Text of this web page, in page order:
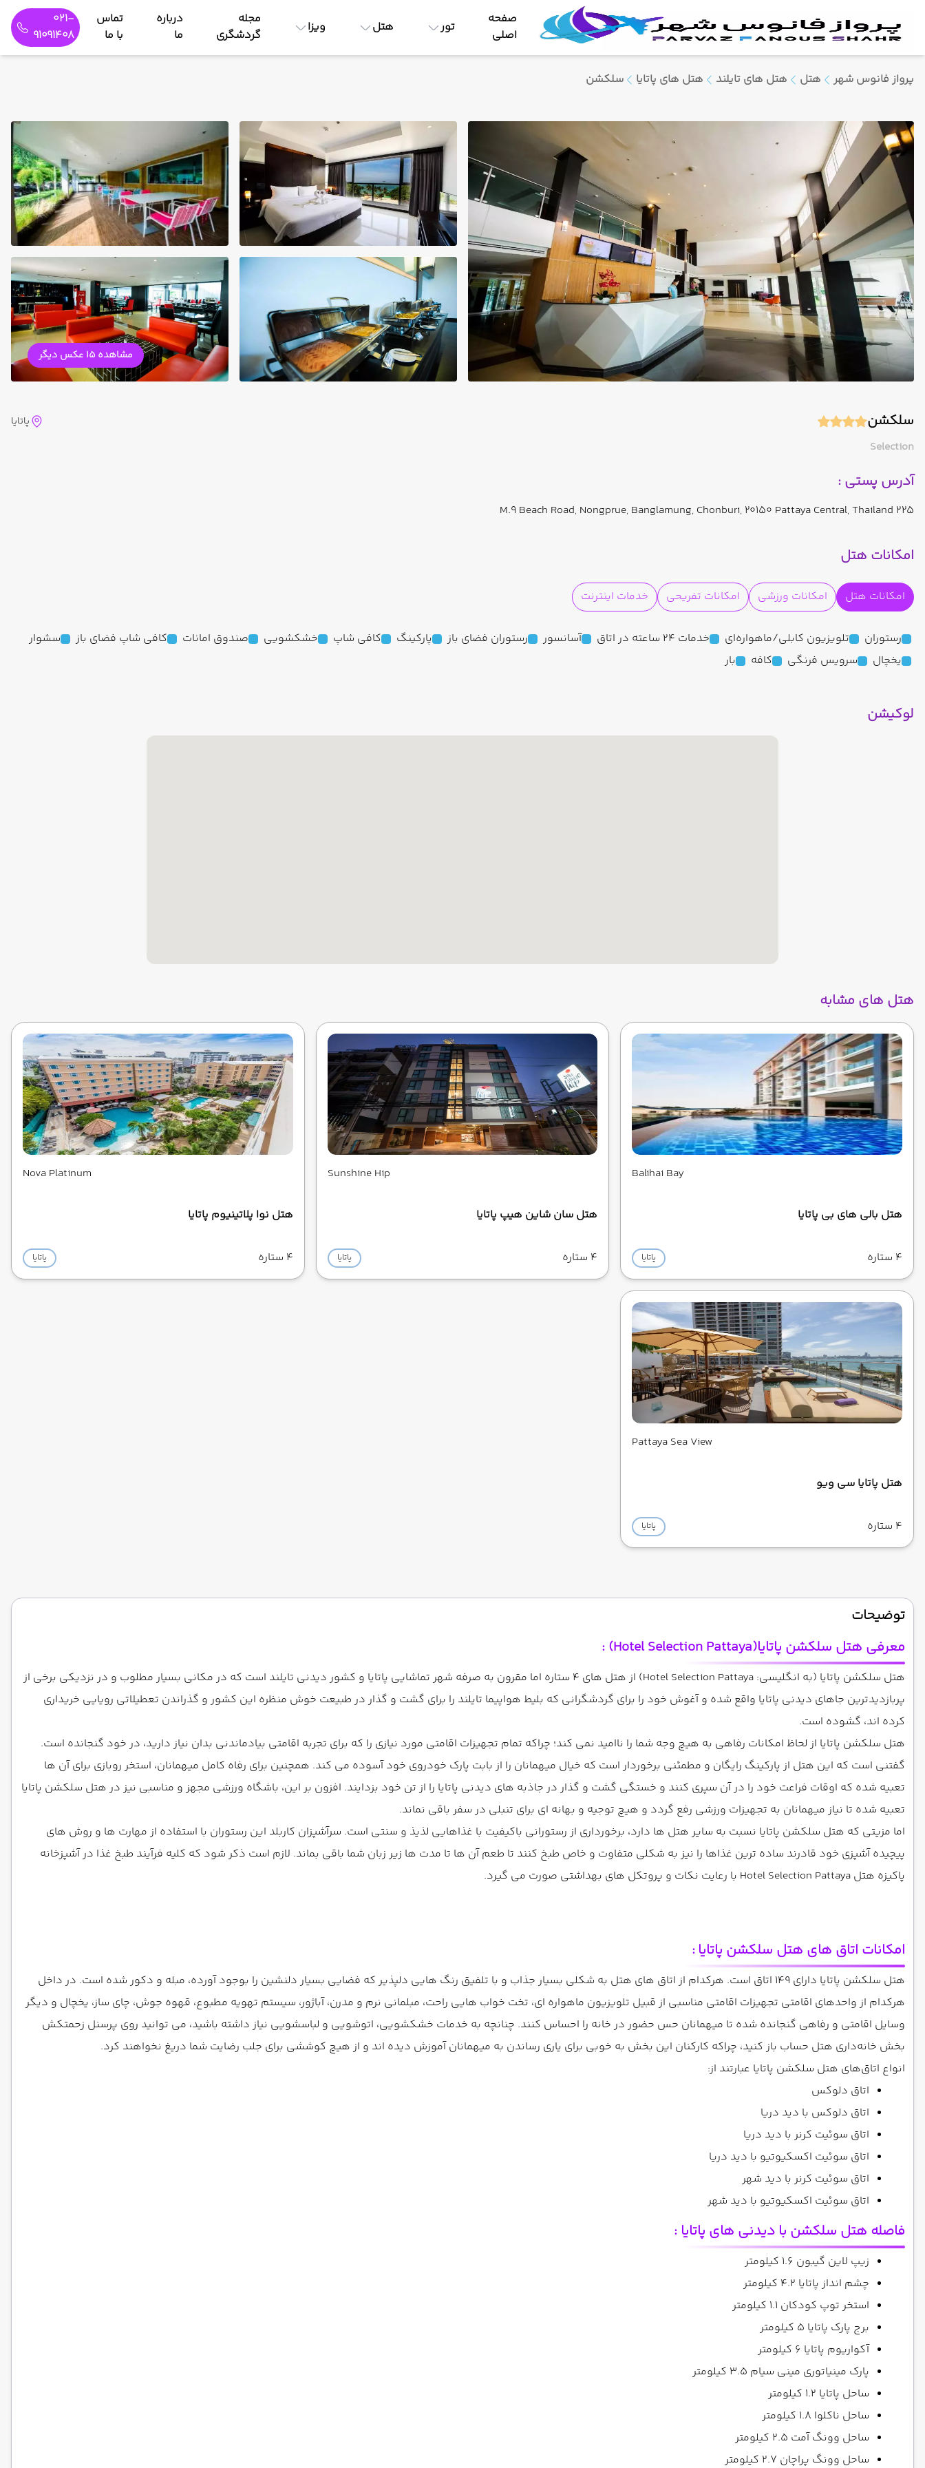
صفحه
اصلی
تور هتل ویزا
مجله
گردشگری
درباره
ما
تماس
با ما
021-
91091408
پرواز فانوس شهر هتل هتل های تایلند هتل های پاتایا سلکشن
مشاهده 15 عکس دیگر
سلکشن
Selection
پاتایا
آدرس پستی :
225 M.9 Beach Road, Nongprue, Banglamung, Chonburi, 20150 Pattaya Central, Thailand
امکانات هتل
امکانات هتل امکانات ورزشی امکانات تفریحی خدمات اینترنت
رستوران تلویزیون کابلی/ماهواره‌ای خدمات 24 ساعته در اتاق آسانسور رستوران فضای باز پارکینگ کافی شاپ خشکشویی صندوق امانات کافی شاپ فضای باز
سشوار
یخچال
سرویس فرنگی کافه بار
لوکیشن
هتل های مشابه
Balihai Bay
هتل بالی های بی پاتایا
4 ستاره پاتایا
Sunshine Hip
هتل سان شاین هیپ پاتایا
4 ستاره پاتایا
Nova Platinum
هتل نوا پلاتینیوم پاتایا
4 ستاره پاتایا
Pattaya Sea View
هتل پاتایا سی ویو
4 ستاره پاتایا
توضیحات
معرفی هتل سلکشن پاتایا(Hotel Selection Pattaya) :
هتل سلکشن پاتایا (به انگلیسی: Hotel Selection Pattaya) از هتل های 4 ستاره اما مقرون به صرفه شهر تماشایی پاتایا و کشور دیدنی تایلند است که در مکانی بسیار مطلوب و در نزدیکی برخی از
پربازدیدترین جاهای دیدنی پاتایا واقع شده و آغوش خود را برای گردشگرانی که بلیط هواپیما تایلند را برای گشت و گذار در طبیعت خوش منظره این کشور و گذراندن تعطیلاتی رویایی خریداری
کرده اند، گشوده است.
هتل سلکشن پاتایا از لحاظ امکانات رفاهی به هیچ وجه شما را ناامید نمی کند؛ چراکه تمام تجهیزات اقامتی مورد نیازی را که برای تجربه اقامتی بیادماندنی بدان نیاز دارید، در خود گنجانده است.
گفتنی است که این هتل از پارکینگ رایگان و مطمئنی برخوردار است که خیال میهمانان را از بابت پارک خودروی خود آسوده می کند. همچنین برای رفاه کامل میهمانان، استخر روبازی برای آن ها
تعبیه شده که اوقات فراعت خود را در آن سپری کنند و خستگی گشت و گذار در جاذبه های دیدنی پاتایا را از تن خود بزدایند. افزون بر این، باشگاه ورزشی مجهز و مناسبی نیز در هتل سلکشن پاتایا
تعبیه شده تا نیاز میهمانان به تجهیزات ورزشی رفع گردد و هیچ توجیه و بهانه ای برای تنبلی در سفر باقی نماند.
اما مزیتی که هتل سلکشن پاتایا نسبت به سایر هتل ها دارد، برخورداری از رستورانی باکیفیت با غذاهایی لذیذ و سنتی است. سرآشپزان کاربلد این رستوران با استفاده از مهارت ها و روش های
پیچیده آشپزی خود قادرند ساده ترین غذاها را نیز به شکلی متفاوت و خاص طبخ کنند تا طعم آن ها تا مدت ها زیر زبان شما باقی بماند. لازم است ذکر شود که کلیه فرآیند طبخ غذا در آشپزخانه
پاکیزه هتل Hotel Selection Pattaya با رعایت نکات و پروتکل های بهداشتی صورت می گیرد.
امکانات اتاق های هتل سلکشن پاتایا:
هتل سلکشن پاتایا دارای 149 اتاق است . هرکدام از اتاق های هتل به شکلی بسیار جذاب و با تلفیق رنگ هایی دلپذیر که فضایی بسیار دلنشین را بوجود آورده، مبله و دکور شده است. در داخل
هرکدام از واحدهای اقامتی تجهیزات اقامتی مناسبی از قبیل تلویزیون ماهواره ای، تخت خواب هایی راحت، مبلمانی نرم و مدرن، آباژور، سیستم تهویه مطبوع، قهوه جوش، چای ساز، یخچال و دیگر
وسایل اقامتی و رفاهی گنجانده شده تا میهمانان حس حضور در خانه را احساس کنند. چنانچه به خدمات خشکشویی، اتوشویی و لباسشویی نیاز داشته باشید، می توانید روی پرسنل زحمتکش
بخش خانه‌داری هتل حساب باز کنید، چراکه کارکنان این بخش به خوبی برای یاری رساندن به میهمانان آموزش دیده اند و از هیچ کوششی برای جلب رضایت شما دریغ نخواهند کرد.
انواع اتاق‌های هتل سلکشن پاتایا عبارتند از:
اتاق دلوکس
اتاق دلوکس با دید دریا
اتاق سوئیت کرنر با دید دریا
اتاق سوئیت اکسکیوتیو با دید دریا
اتاق سوئیت کرنر با دید شهر
اتاق سوئیت اکسکیوتیو با دید شهر
فاصله هتل سلکشن با دیدنی های پاتایا :
زیپ لاین گیبون 1.6 کیلومتر
چشم انداز پاتایا 4.2 کیلومتر
استخر توپ کودکان 1.1 کیلومتر
برج پارک پاتایا 5 کیلومتر
آکواریوم پاتایا 6 کیلومتر
پارک مینیاتوری مینی سیام 3.5 کیلومتر
ساحل پاتایا 1.2 کیلومتر
ساحل ناکلوا 1.8 کیلومتر
ساحل وونگ آمت 2.5 کیلومتر
ساحل وونگ پراچان 2.7 کیلومتر